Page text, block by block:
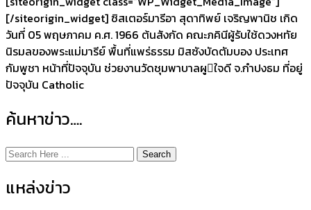
[/siteorigin_widget] ซิสเตอร์มารีอา สุดาทิพย์ เจริญพานิช เกิด
วันที่ 05 พฤษภาคม ค.ศ. 1966 ต้นสังกัด คณะภคินีผู้รับใช้ดวงหทัย
นิรมลของพระแม่มารีย์ พื้นที่แพร่ธรรม มิสซังบัดตัมบอง ประเทศ
กัมพูชา หน้าที่ปัจจุบัน ช่วยงานวัดชุมพาบาลผูใจดี จ.กำปงธม ที่อยู่
ปัจจุบัน Catholic
ค้นหาข่าว….
Search
แหล่งข่าว